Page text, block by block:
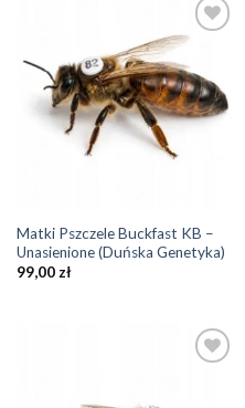
Add to
Wishlist
Matki Pszczele Buckfast KB –
Unasienione (Duńska Genetyka)
99,00zł